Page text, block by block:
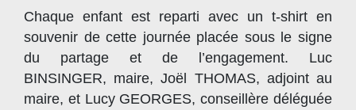
Chaque enfant est reparti avec un t-shirt en
souvenir de cette journée placée sous le signe
du partage et de l’engagement. Luc
BINSINGER, maire, Joël THOMAS, adjoint au
maire, et Lucy GEORGES, conseillère déléguée